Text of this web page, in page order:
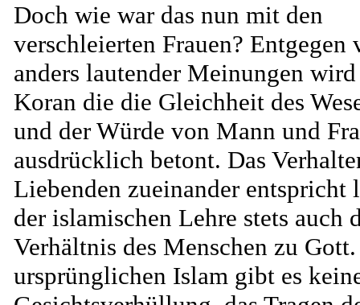
Doch wie war das nun mit den
verschleierten Frauen? Entgegen
anders lautender Meinungen
Koran die die Gleichheit des
und der Würde von Mann und
ausdrücklich betont. Das
Liebenden zueinander entspricht
der islamischen Lehre stets auch
Verhältnis des Menschen zu
ursprünglichen Islam gibt es